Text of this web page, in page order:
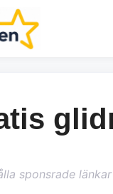
sponsrade länkar